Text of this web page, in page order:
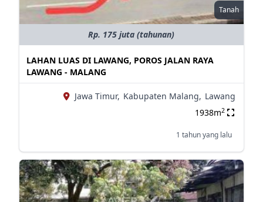
Tanah
Rp. 175 juta (tahunan)
LAHAN LUAS DI LAWANG, POROS JALAN RAYA
LAWANG - MALANG
Jawa Timur, Kabupaten Malang, Lawang
1938m2
1 tahun yang lalu